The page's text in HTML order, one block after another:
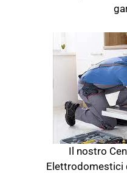
Il nostro
Elettrodomestici